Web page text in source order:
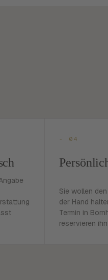
- 04
Sie wollen
der Hand
Termin in
reservieren